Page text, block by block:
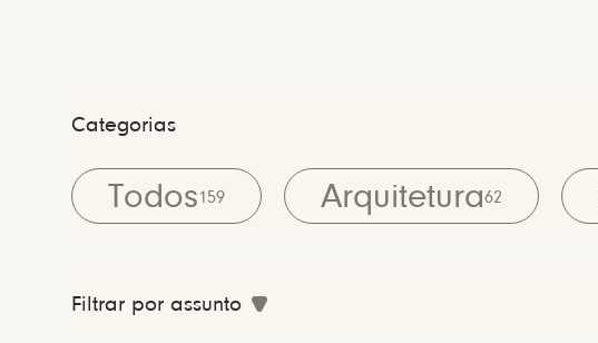
Categorias
Todos159 Arquitetura62
Filtrar por assunto